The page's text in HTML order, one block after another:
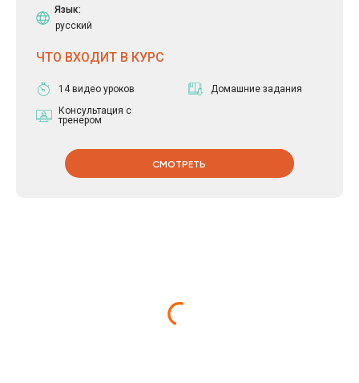
Язык:
русский
ЧТО ВХОДИТ В КУРС
14 видео уроков
Домашние задания
Консультация с
тренером
СМОТРЕТЬ